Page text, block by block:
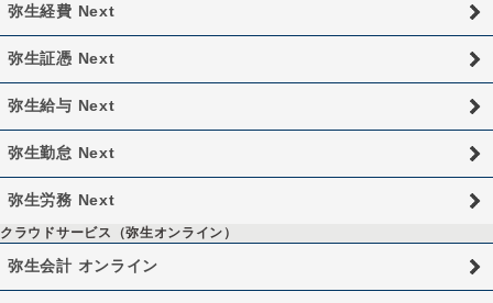
弥生経費 Next
弥生証憑 Next
弥生給与 Next
弥生勤怠 Next
弥生労務 Next
クラウドサービス（弥生オンライン）
弥生会計 オンライン